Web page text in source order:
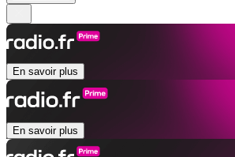
En savoir plus
En savoir plus